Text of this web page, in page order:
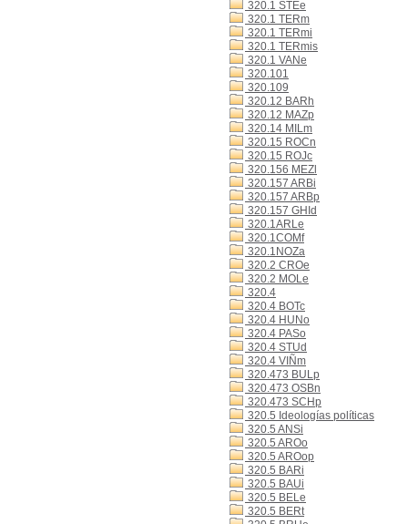
320.1 STEe
320.1 TERm
320.1 TERmi
320.1 TERmis
320.1 VANe
320.101
320.109
320.12 BARh
320.12 MAZp
320.14 MILm
320.15 ROCn
320.15 ROJc
320.156 MEZl
320.157 ARBi
320.157 ARBp
320.157 GHId
320.1ARLe
320.1COMf
320.1NOZa
320.2 CROe
320.2 MOLe
320.4
320.4 BOTc
320.4 HUNo
320.4 PASo
320.4 STUd
320.4 VIÑm
320.473 BULp
320.473 OSBn
320.473 SCHp
320.5 Ideologías políticas
320.5 ANSi
320.5 AROo
320.5 AROop
320.5 BARi
320.5 BAUi
320.5 BELe
320.5 BERt